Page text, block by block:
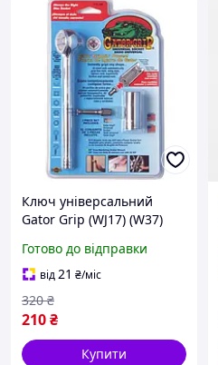
Ключ універсальний
Gator Grip (WJ17) (W37)
гайковий ключ, ключ
універсальний головка
Готово до відправки
від21 ₴/міс
210₴
320 ₴
Купити